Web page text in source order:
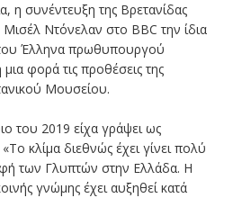
η συνέντευξη της Βρετανίδας
Ντόνελαν στο BBC την ίδια
Έλληνα πρωθυπουργού
φορά τις προθέσεις της
Μουσείου.
του 2019 είχα γράψει ως
κλίμα διεθνώς έχει γίνει πολύ
των Γλυπτών στην Ελλάδα. Η
γνώμης έχει αυξηθεί κατά